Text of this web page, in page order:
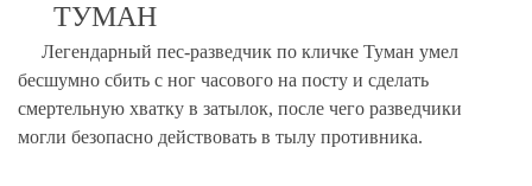
ТУМАН
Легендарный пес-разведчик по кличке Туман умел
бесшумно сбить с ног часового на посту и сделать
смертельную хватку в затылок, после чего разведчики
могли безопасно действовать в тылу противника.